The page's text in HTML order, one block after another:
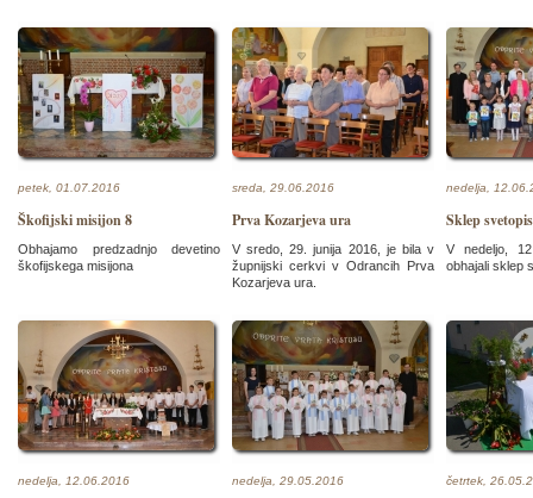
petek, 01.07.2016
Škofijski misijon 8
Obhajamo predzadnjo devetino
škofijskega misijona
sreda, 29.06.2016
Prva Kozarjeva ura
V sredo, 29. junija 2016, je bila v
župnijski cerkvi v Odrancih Prva
Kozarjeva ura.
nedelja,
Sklep
V nedeljo,
obhajali sklep
nedelja, 12.06.2016 nedelja, 29.05.2016 četrtek,